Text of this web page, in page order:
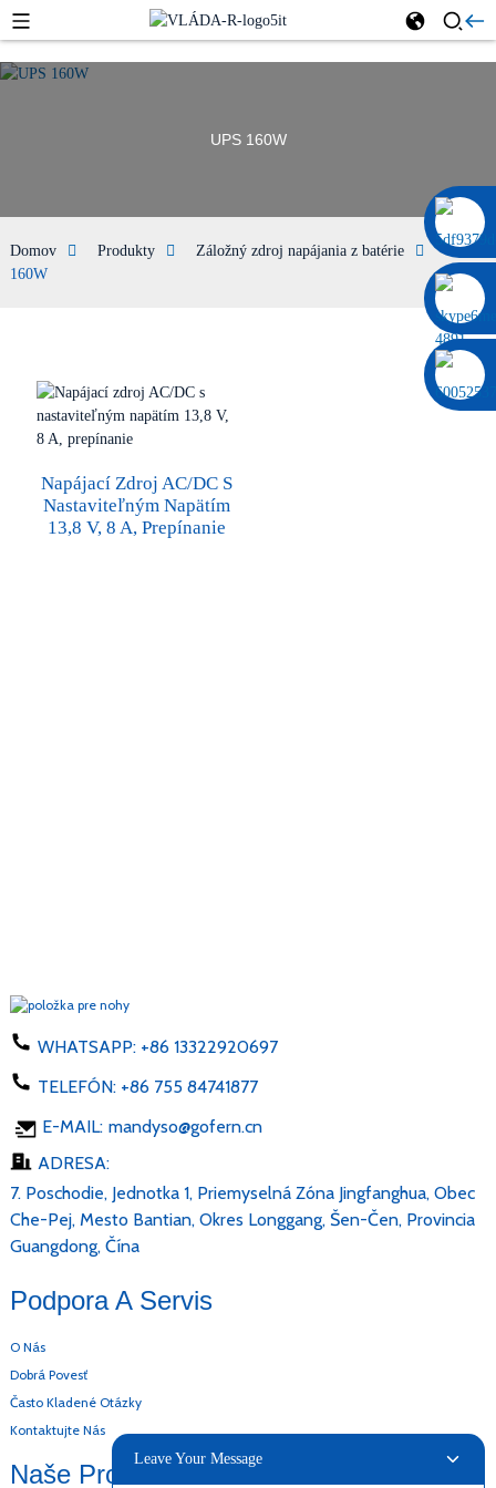
0086 13322920697
UPS 160W
Domov Produkty Záložný zdroj napájania z batérie
UPS
160W
Napájací Zdroj AC/DC S
Nastaviteľným Napätím
13,8 V, 8 A, Prepínanie
WHATSAPP: +86 13322920697
TELEFÓN: +86 755 84741877
E-MAIL: mandyso@gofern.cn
ADRESA:
7. Poschodie, Jednotka 1, Priemyselná Zóna Jingfanghua, Obec
Che-Pej, Mesto Bantian, Okres Longgang, Šen-Čen, Provincia
Guangdong, Čína
Podpora A Servis
O Nás
Dobrá Povesť
Často Kladené Otázky
Kontaktujte Nás
Naše Produkty
Leave Your Message